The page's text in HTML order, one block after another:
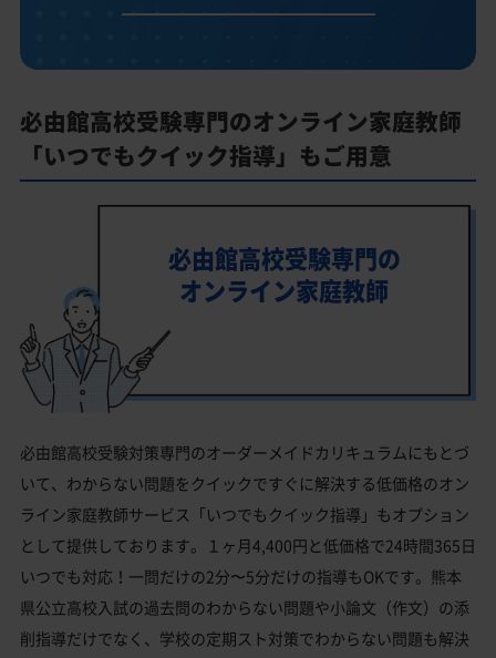
必由館高校受験専門のオンライン家庭教師
「いつでもクイック指導」もご用意
必由館高校受験専門の
オンライン家庭教師
必由館高校受験対策専門のオーダーメイドカリキュラムにもとづ
いて、わからない問題をクイックですぐに解決する低価格のオン
ライン家庭教師サービス「いつでもクイック指導」もオプション
として提供しております。１ヶ月4,400円と低価格で24時間365日
いつでも対応！一問だけの2分〜5分だけの指導もOKです。熊本
県公立高校入試の過去問のわからない問題や小論文（作文）の添
削指導だけでなく、学校の定期スト対策でわからない問題も解決